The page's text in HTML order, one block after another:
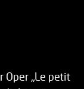
Oper „Le petit